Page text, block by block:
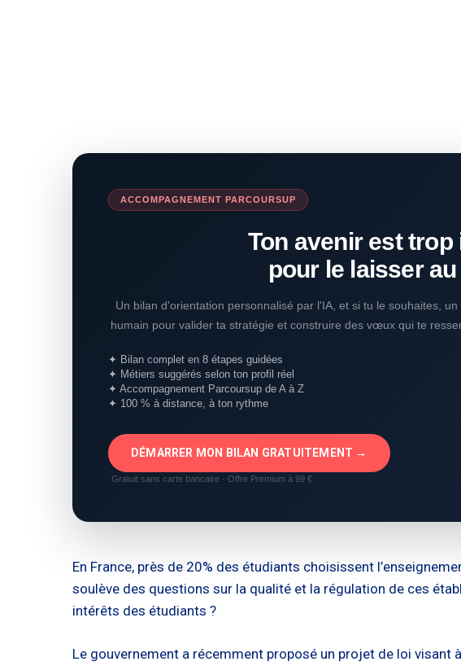
ACCOMPAGNEMENT PARCOURSUP
Ton avenir est
pour le laisser
Un bilan d'orientation personnalisé par l'IA, et si tu le souhaites, un
humain pour valider ta stratégie et construire des vœux qui te
✦ Bilan complet en 8 étapes guidées
✦ Métiers suggérés selon ton profil réel
✦ Accompagnement Parcoursup de A à Z
✦ 100 % à distance, à ton rythme
DÉMARRER MON BILAN GRATUITEMENT →
Gratuit sans carte bancaire · Offre Premium à 99 €
En France, près de 20% des étudiants choisissent
soulève des questions sur la qualité et la régulation de ces
intérêts des étudiants ?
Le gouvernement a récemment proposé un projet de loi visant